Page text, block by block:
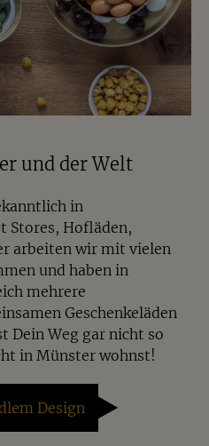
und der Welt
in
Stores, Hofläden,
arbeiten wir mit vielen
und haben in
mehrere
Geschenkeläden
Dein Weg gar nicht so
in Münster wohnst!
Design